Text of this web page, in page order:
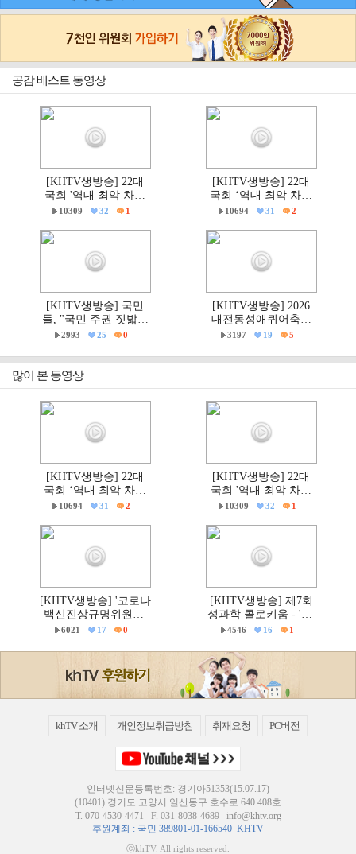
공감 베스트 동영상
[KHTV생방송] 22대
국회 '역대 최악 차별
금지법' 반대 거룩한방
10309 32 1
[KHTV생방송] 22대
국회 ‘역대 최악 차별
금지법’ 반대 거룩한방
10694 31 2
[KHTV생방송] 국민
들, "국민 주권 짓밟힌
6·3지방선거, 재선거하
하라!"
2993 25 0
[KHTV생방송] 2026
대전동성애퀴어축제
& 2026 거룩한방파제
대회' 현장
3197 19 5
많이 본 동영상
[KHTV생방송] 22대
국회 ‘역대 최악 차별
금지법’ 반대 거룩한방
10694 31 2
[KHTV생방송] 22대
국회 '역대 최악 차별
금지법' 반대 거룩한방
10309 32 1
[KHTV생방송] '코로나
백신진상규명위원회'
출범촉구 국회 기자회
6021 17 0
[KHTV생방송] 제7회
성과학 콜로키움 - 'PC
주의 & 의학'
4546 16 1
khTV 소개 개인정보취급방침 취재요청 PC버전
인터넷신문등록번호: 경기아51353(15.07.17)
(10401) 경기도 고양시 일산동구 호수로 640 408호
T. 070-4530-4471 F. 031-8038-4689 info@khtv.org
후원계좌 : 국민 389801-01-166540 KHTV
ⓒkhTV. All rights reserved.